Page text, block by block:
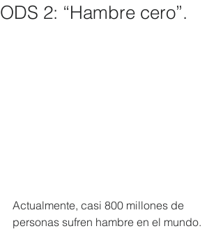
ODS 2: “Hambre cero”.
Actualmente, casi 800 millones de
personas sufren hambre en el mundo.